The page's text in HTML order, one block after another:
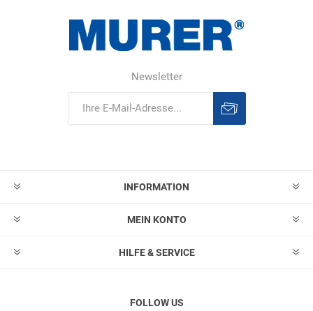
Newsletter
INFORMATION
MEIN KONTO
HILFE & SERVICE
FOLLOW US